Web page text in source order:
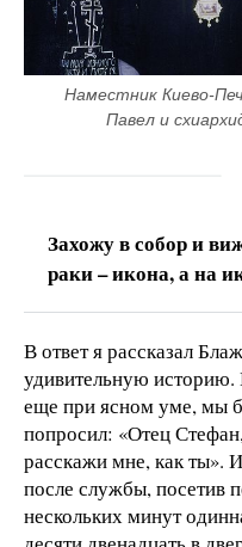
Наместник Киево-
Павел и
Захожу в собор и
раки – икона, а на
В ответ я рассказал
удивительную
еще при ясном уме, мы
попросил: «Отец
расскажи мне, как ты».
после службы, посетив
нескольких минут